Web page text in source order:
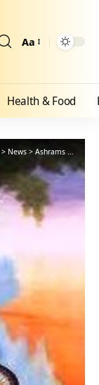
Aa
Health & Food
> News > Ashrams